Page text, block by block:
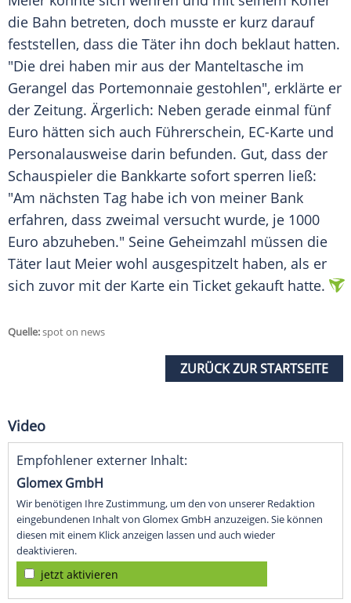
die Bahn betreten, doch musste er kurz darauf
feststellen, dass die Täter ihn doch beklaut hatten.
"Die drei haben mir aus der Manteltasche im
Gerangel das Portemonnaie gestohlen", erklärte er
der Zeitung. Ärgerlich: Neben gerade einmal fünf
Euro hätten sich auch Führerschein, EC-Karte und
Personalausweise darin befunden. Gut, dass der
Schauspieler die Bankkarte sofort sperren ließ:
"Am nächsten Tag habe ich von meiner Bank
erfahren, dass zweimal versucht wurde, je 1000
Euro abzuheben." Seine Geheimzahl müssen die
Täter laut Meier wohl ausgespitzelt haben, als er
sich zuvor mit der Karte ein Ticket gekauft hatte.
Quelle:spot on news
ZURÜCK ZUR STARTSEITE
Video
Empfohlener externer Inhalt:
Glomex GmbH
Wir benötigen Ihre Zustimmung, um den von unserer Redaktion
eingebundenen Inhalt von Glomex GmbH anzuzeigen. Sie können
diesen mit einem Klick anzeigen lassen und auch wieder
deaktivieren.
jetzt aktivieren